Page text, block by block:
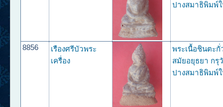
ปางสมาธิพิมพ์
8856
เรืองศรีบัวพระ
เครื่อง
พระเนื้อชินตะ
สมัยอยุธยา กรุ
ปางสมาธิพิมพ์